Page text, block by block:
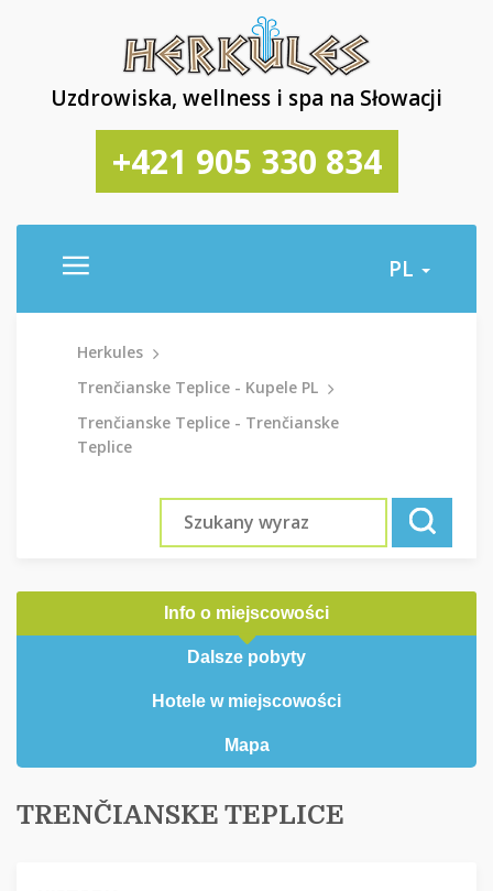
Uzdrowiska, wellness i spa na Słowacji
+421 905 330 834
PL
Herkules
Trenčianske Teplice - Kupele PL
Trenčianske Teplice - Trenčianske
Teplice
Info o miejscowości
Dalsze pobyty
Hotele w miejscowości
Mapa
TRENČIANSKE TEPLICE